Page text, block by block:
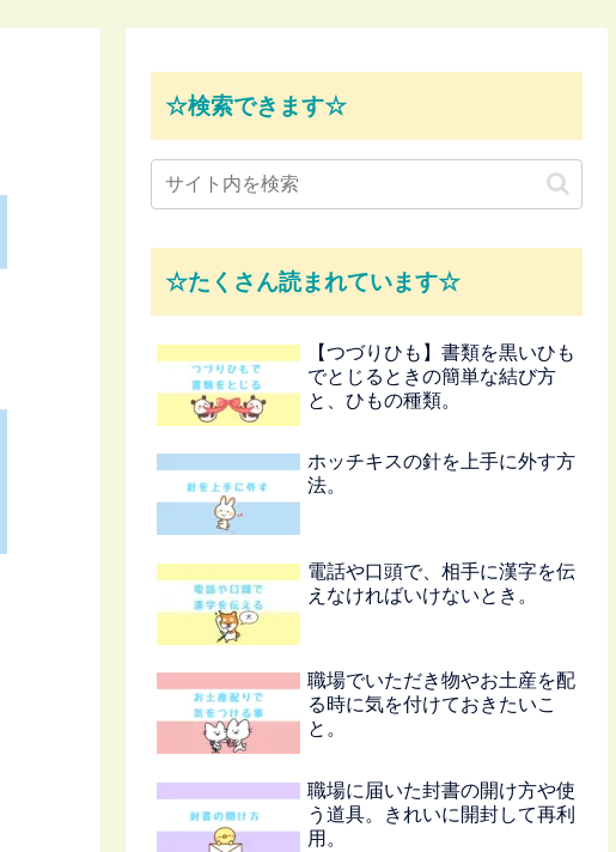
☆検索できます☆
☆たくさん読まれています☆
【つづりひも】書類を黒いひも
でとじるときの簡単な結び方
と、ひもの種類。
ホッチキスの針を上手に外す方
法。
電話や口頭で、相手に漢字を伝
えなければいけないとき。
職場でいただき物やお土産を配
る時に気を付けておきたいこ
と。
職場に届いた封書の開け方や使
う道具。きれいに開封して再利
用。